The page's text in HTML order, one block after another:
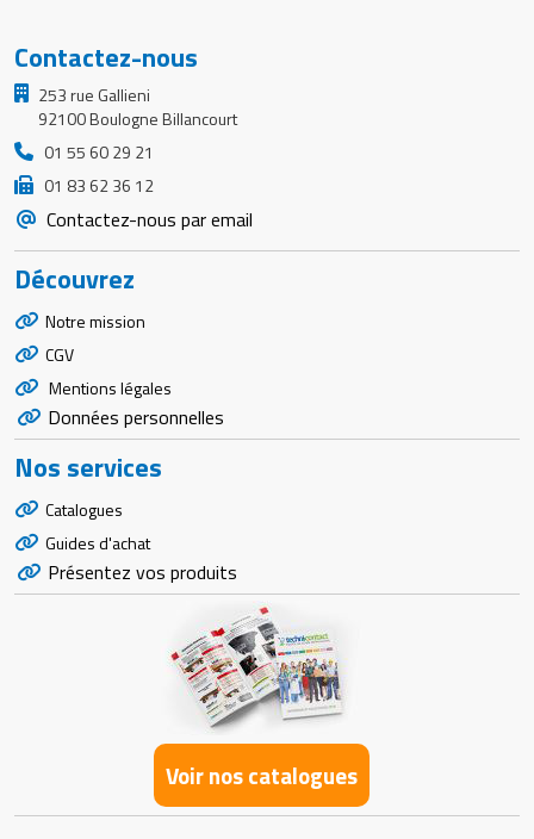
Contactez-nous
253 rue Gallieni
92100 Boulogne Billancourt
01 55 60 29 21
01 83 62 36 12
Contactez-nous par email
Découvrez
Notre mission
CGV
Mentions légales
Données personnelles
Nos services
Catalogues
Guides d'achat
Présentez vos produits
Voir nos catalogues